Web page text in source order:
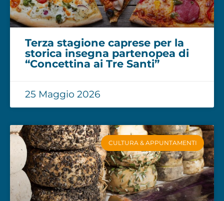
Terza stagione caprese per la
storica insegna partenopea di
“Concettina ai Tre Santi”
25 Maggio 2026
CULTURA & APPUNTAMENTI